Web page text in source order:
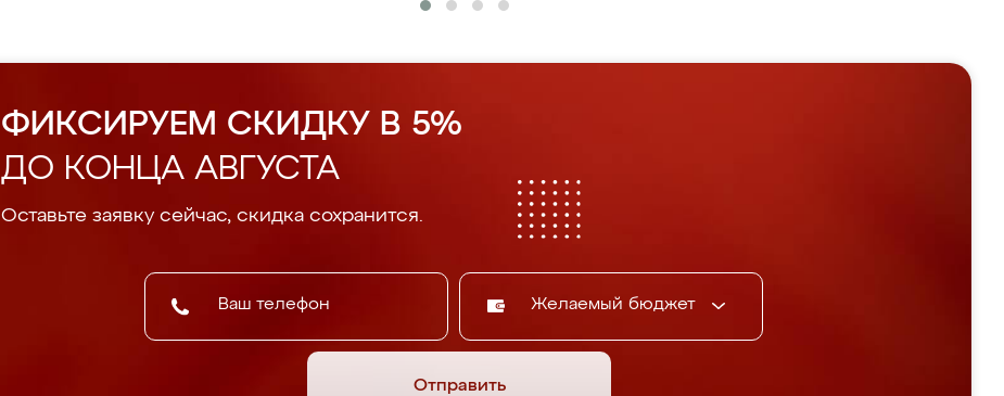
ФИКСИРУЕМ СКИДКУ В 5%
ДО КОНЦА АВГУСТА
Оставьте заявку сейчас, скидка сохранится.
Желаемый бюджет
Отправить